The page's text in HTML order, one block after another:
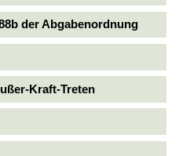
der Abgabenordnung
Kraft-Treten